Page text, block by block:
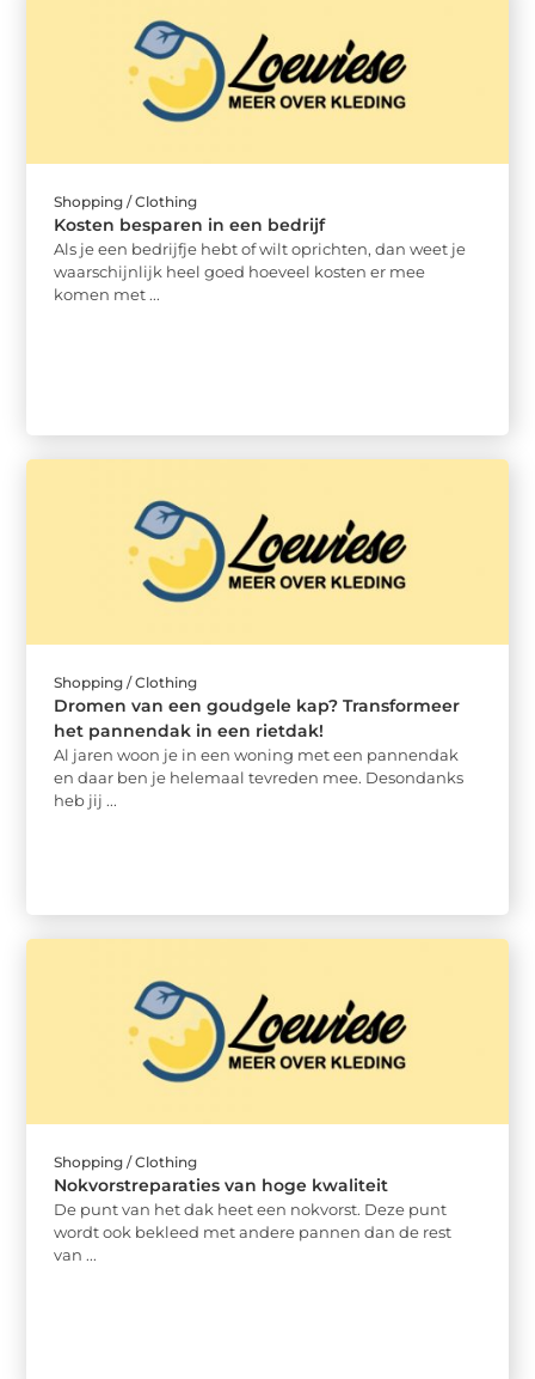
Shopping / Clothing
Kosten besparen in een bedrijf
Als je een bedrijfje hebt of wilt oprichten, dan weet je
waarschijnlijk heel goed hoeveel kosten er mee
komen met ...
Shopping / Clothing
Dromen van een goudgele kap? Transformeer
het pannendak in een rietdak!
Al jaren woon je in een woning met een pannendak
en daar ben je helemaal tevreden mee. Desondanks
heb jij ...
Shopping / Clothing
Nokvorstreparaties van hoge kwaliteit
De punt van het dak heet een nokvorst. Deze punt
wordt ook bekleed met andere pannen dan de rest
van ...